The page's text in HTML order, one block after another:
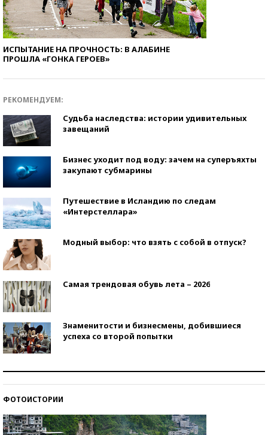
ИСПЫТАНИЕ НА ПРОЧНОСТЬ: В АЛАБИНЕ
ПРОШЛА «ГОНКА ГЕРОЕВ»
РЕКОМЕНДУЕМ:
Судьба наследства: истории удивительных
завещаний
Бизнес уходит под воду: зачем на суперъяхты
закупают субмарины
Путешествие в Исландию по следам
«Интерстеллара»
Модный выбор: что взять с собой в отпуск?
Самая трендовая обувь лета – 2026
Знаменитости и бизнесмены, добившиеся
успеха со второй попытки
ФОТОИСТОРИИ